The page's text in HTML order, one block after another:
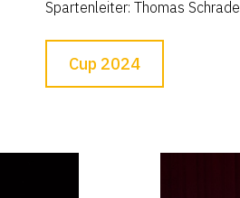
Spartenleiter: Thomas Schrade
Cup 2024